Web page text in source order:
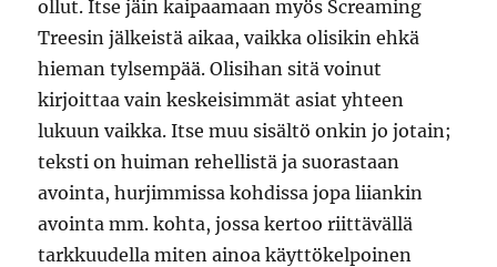
ollut. Itse jäin kaipaamaan myös Screaming
Treesin jälkeistä aikaa, vaikka olisikin ehkä
hieman tylsempää. Olisihan sitä voinut
kirjoittaa vain keskeisimmät asiat yhteen
lukuun vaikka. Itse muu sisältö onkin jo jotain;
teksti on huiman rehellistä ja suorastaan
avointa, hurjimmissa kohdissa jopa liiankin
avointa mm. kohta, jossa kertoo riittävällä
tarkkuudella miten ainoa käyttökelpoinen